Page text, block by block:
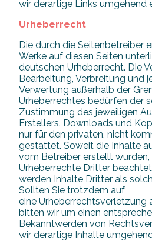
wir derartige Links umgehend
Urheberrecht
Die durch die Seitenbetreiber
Werke auf diesen Seiten
deutschen Urheberrecht. Die
Bearbeitung, Verbreitung und
Verwertung außerhalb der
Urheberrechtes bedürfen der
Zustimmung des jeweiligen
Erstellers. Downloads und
nur für den privaten, nicht
gestattet. Soweit die Inhalte
vom Betreiber erstellt wurden,
Urheberrechte Dritter
werden Inhalte Dritter als
Sollten Sie trotzdem auf
eine Urheberrechtsverletzung
bitten wir um einen
Bekanntwerden von
wir derartige Inhalte